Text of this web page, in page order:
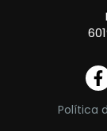
F
a
c
e
Política